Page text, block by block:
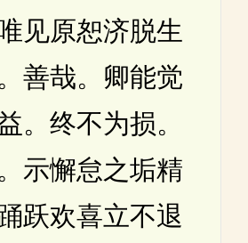
见原恕济脱生
善哉。卿能觉
。终不为损。
示懈怠之垢精
跃欢喜立不退